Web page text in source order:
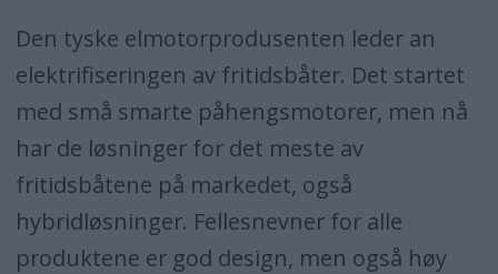
Den tyske elmotorprodusenten leder an
elektrifiseringen av fritidsbåter. Det startet
med små smarte påhengsmotorer, men nå
har de løsninger for det meste av
fritidsbåtene på markedet, også
hybridløsninger. Fellesnevner for alle
produktene er god design, men også høy